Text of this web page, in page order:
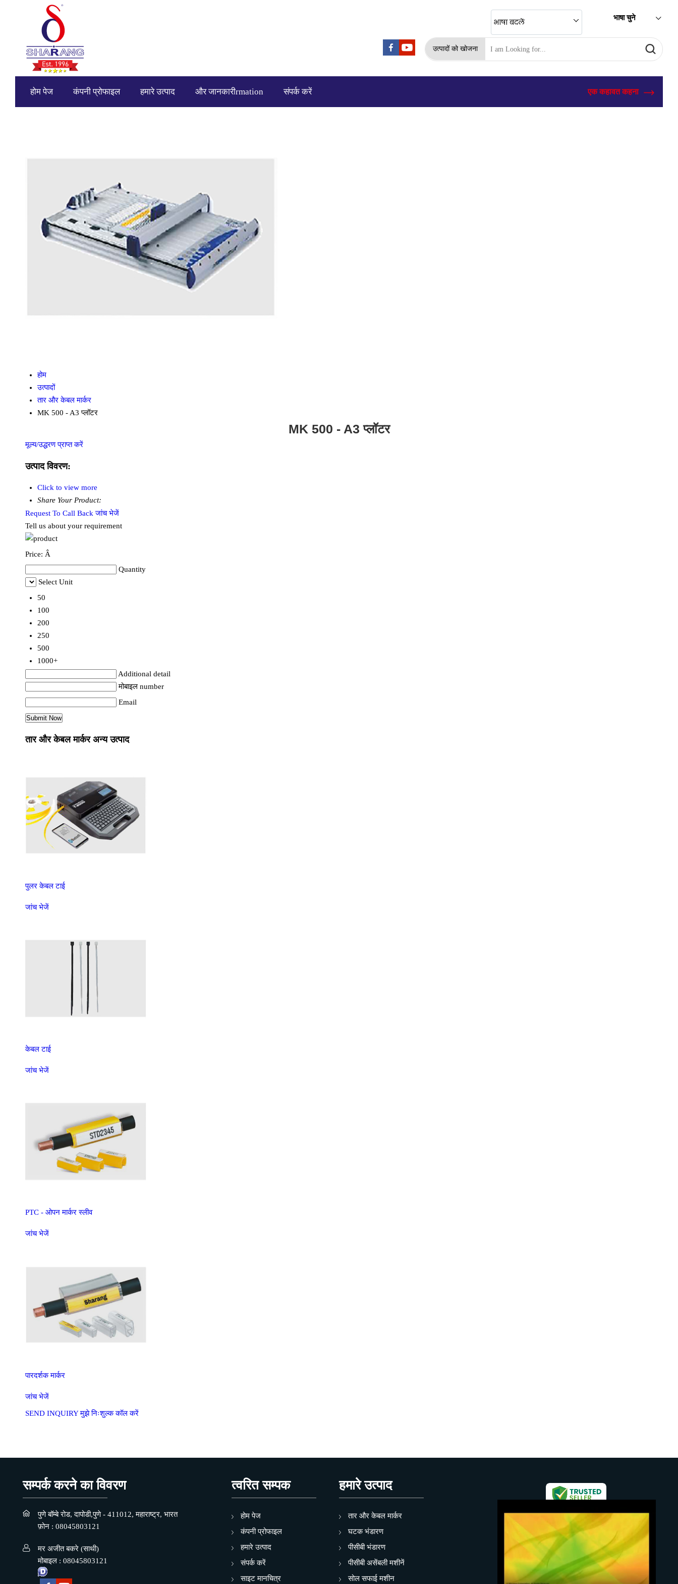
भाषा बदलें भाषा चुने
उत्पादों को खोजना
होम पेज कंपनी प्रोफाइल हमारे उत्पाद और जानकारीrmation संपर्क करें एक कहावत कहना
होम
उत्पादों
तार और केबल मार्कर
MK 500 - A3 प्लॉटर
MK 500 - A3 प्लॉटर
मूल्य/उद्धरण प्राप्त करें
उत्पाद विवरण:
Click to view more
Share Your Product:
Request To Call Back जांच भेजें
Tell us about your requirement
Price: Â
Quantity
Select Unit
50
100
200
250
500
1000+
Additional detail
मोबाइल number
Email
तार और केबल मार्कर अन्य उत्पाद
पुलर केबल टाई
जांच भेजें
केबल टाई
जांच भेजें
PTC - ओपन मार्कर स्लीव
जांच भेजें
पारदर्शक मार्कर
जांच भेजें
SEND INQUIRY मुझे निःशुल्क कॉल करें
सम्पर्क करने का विवरण
पुणे बॉम्बे रोड, दापोडी,पुणे - 411012, महाराष्ट्र, भारत
फ़ोन : 08045803121
मर अजीत बकरे (साथी)
मोबाइल : 08045803121
त्वरित सम्पक
होम पेज
कंपनी प्रोफाइल
हमारे उत्पाद
संपर्क करें
साइट मानचित्र
हमारे उत्पाद
तार और केबल मार्कर
घटक भंडारण
पीसीबी भंडारण
पीसीबी असेंबली मशीनें
सोल सफाई मशीन